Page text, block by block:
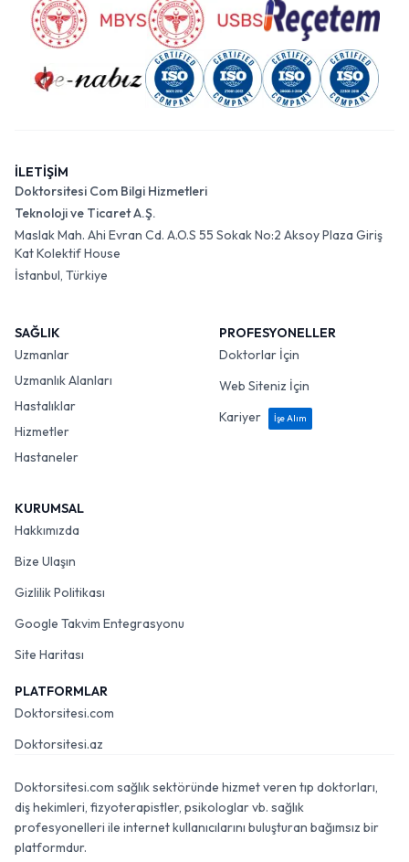
İLETİŞİM
Doktorsitesi Com Bilgi Hizmetleri
Teknoloji ve Ticaret A.Ş.
Maslak Mah. Ahi Evran Cd. A.O.S 55 Sokak No:2 Aksoy Plaza Giriş
Kat Kolektif House
İstanbul, Türkiye
SAĞLIK
Uzmanlar
Uzmanlık Alanları
Hastalıklar
Hizmetler
Hastaneler
PROFESYONELLER
Doktorlar İçin
Web Siteniz İçin
Kariyer
İşe Alım
KURUMSAL
Hakkımızda
Bize Ulaşın
Gizlilik Politikası
Google Takvim Entegrasyonu
Site Haritası
PLATFORMLAR
Doktorsitesi.com
Doktorsitesi.az
Doktorsitesi.com sağlık sektöründe hizmet veren tıp doktorları,
diş hekimleri, fizyoterapistler, psikologlar vb. sağlık
profesyonelleri ile internet kullanıcılarını buluşturan bağımsız bir
platformdur.